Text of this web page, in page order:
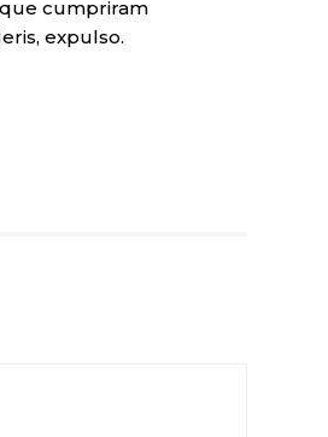
cumpriram
expulso.